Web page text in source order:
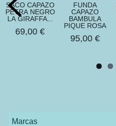
Marcas
SACO CAPAZO
PETRA NEGRO
LA GIRAFFA...
69,00 €
FUNDA
CAPAZO
BAMBULA
PIQUE ROSA
95,00 €